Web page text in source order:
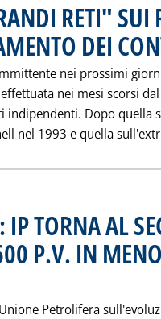
RETI" SUI
DEI
nei prossimi
nei mesi scorsi dal
indipendenti. Dopo quella
nel 1993 e quella
TORNA AL
P.V. IN
Petrolifera